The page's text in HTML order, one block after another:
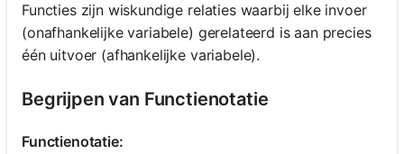
Functies zijn wiskundige relaties waarbij elke invoer
(onafhankelijke variabele) gerelateerd is aan precies
één uitvoer (afhankelijke variabele).
Begrijpen van Functienotatie
Functienotatie: